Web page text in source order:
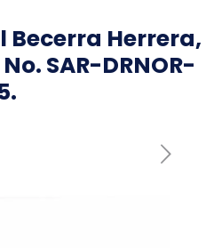
Herrera,
SAR-DRNOR-